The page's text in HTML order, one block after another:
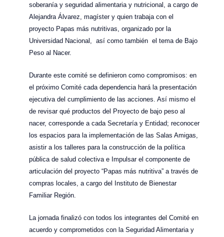
soberanía y seguridad alimentaria y nutricional, a cargo de
Alejandra Álvarez, magíster y quien trabaja con el
proyecto Papas más nutritivas, organizado por la
Universidad Nacional, así como también el tema de Bajo
Peso al Nacer.
Durante este comité se definieron como compromisos: en
el próximo Comité cada dependencia hará la presentación
ejecutiva del cumplimiento de las acciones. Así mismo el
de revisar qué productos del Proyecto de bajo peso al
nacer, corresponde a cada Secretaría y Entidad; reconocer
los espacios para la implementación de las Salas Amigas,
asistir a los talleres para la construcción de la política
pública de salud colectiva e Impulsar el componente de
articulación del proyecto “Papas más nutritiva” a través de
compras locales, a cargo del Instituto de Bienestar
Familiar Región.
La jornada finalizó con todos los integrantes del Comité en
acuerdo y comprometidos con la Seguridad Alimentaria y